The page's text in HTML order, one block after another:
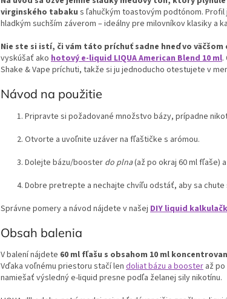
virginského tabaku s ľahučkým toastovým podtónom.
hladkým suchším záverom – ideálny pre milovníkov klasiky a
Nie ste si istí, či vám táto príchuť sadne hneď vo väčšom
vyskúšať ako hotový e-liquid LIQUA American Blend 10 ml.
Shake & Vape príchuti, takže si ju jednoducho otestujete v
Návod na použitie
Pripravte si požadované množstvo bázy, prípadne
Otvorte a uvoľnite uzáver na fľaštičke s arómou.
Dolejte bázu/booster do plna(až po okraj 60 ml fľaše)
Dobre pretrepte a nechajte chvíľu odstáť, aby sa chute
Správne pomery a návod nájdete v našej DIY liquid
Obsah balenia
V balení nájdete 60 ml fľašu s obsahom 10 ml
Vďaka voľnému priestoru stačí len doliat bázu a booster až
namiešať výsledný e-liquid presne podľa želanej sily nikotínu.